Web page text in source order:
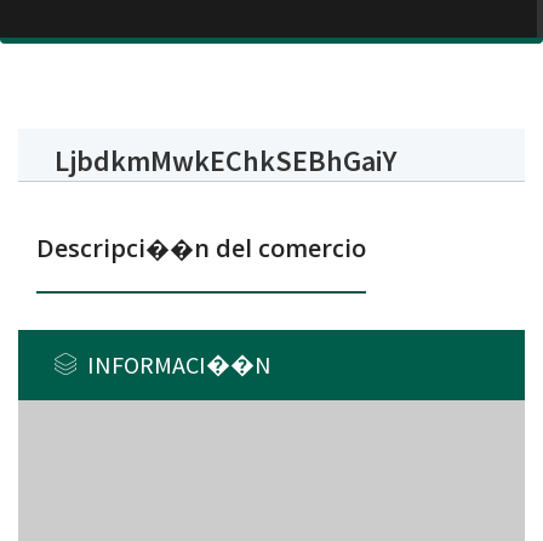
LjbdkmMwkEChkSEBhGaiY
Descripci��n del comercio
INFORMACI��N